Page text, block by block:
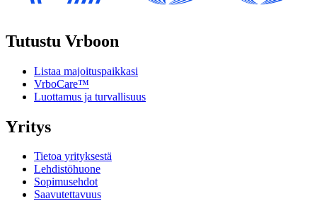
Tutustu Vrboon
Listaa majoituspaikkasi
VrboCare™
Luottamus ja turvallisuus
Yritys
Tietoa yrityksestä
Lehdistöhuone
Sopimusehdot
Saavutettavuus